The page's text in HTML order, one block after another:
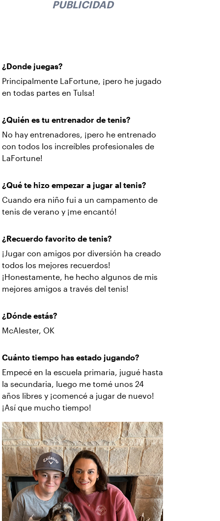
PUBLICIDAD
¿Donde juegas?
Principalmente LaFortune, ¡pero he jugado
en todas partes en Tulsa!
¿Quién es tu entrenador de tenis?
No hay entrenadores, ¡pero he entrenado
con todos los increíbles profesionales de
LaFortune!
¿Qué te hizo empezar a jugar al tenis?
Cuando era niño fui a un campamento de
tenis de verano y ¡me encantó!
¿Recuerdo favorito de tenis?
¡Jugar con amigos por diversión ha creado
todos los mejores recuerdos!
¡Honestamente, he hecho algunos de mis
mejores amigos a través del tenis!
¿Dónde estás?
McAlester, OK
Cuánto tiempo has estado jugando?
Empecé en la escuela primaria, jugué hasta
la secundaria, luego me tomé unos 24
años libres y ¡comencé a jugar de nuevo!
¡Así que mucho tiempo!